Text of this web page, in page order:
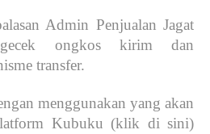
Admin Penjualan Jagat
ongkos kirim dan
transfer.
menggunakan yang akan
Kubuku (klik di sini)